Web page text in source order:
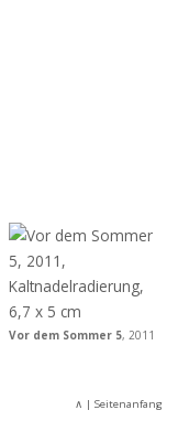
Vor dem Sommer 5, 2011
∧ | Seitenanfang